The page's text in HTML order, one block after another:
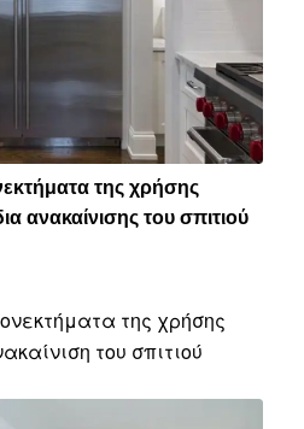
της χρήσης
ανακαίνισης του σπιτιού
της χρήσης
του σπιτιού